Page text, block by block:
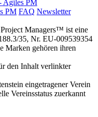
Agiles PM
PM FAQ Newsletter
Managers™ ist eine
35, Nr. EU-009539354
Marken gehören ihren
den Inhalt verlinkter
eingetragener Verein
Vereinsstatus zuerkannt